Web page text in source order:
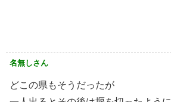
名無しさん
どこの県もそうだったが